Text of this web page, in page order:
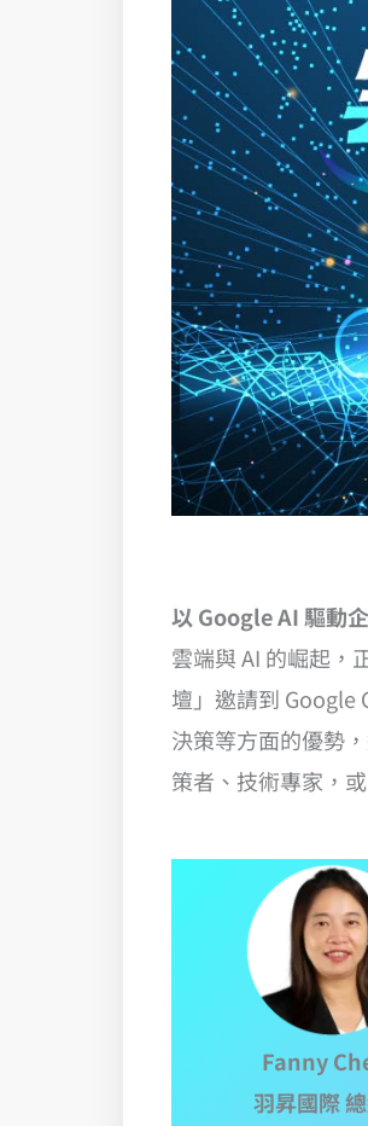
以 Google AI 驅動
雲端與 AI 的崛起，
壇」邀請到 Google
決策等方面的優勢
策者、技術專家，
Fanny
羽昇國際